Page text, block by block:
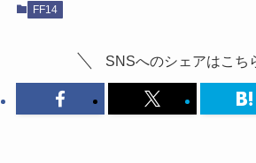
FF14
SNSへのシェアはこち